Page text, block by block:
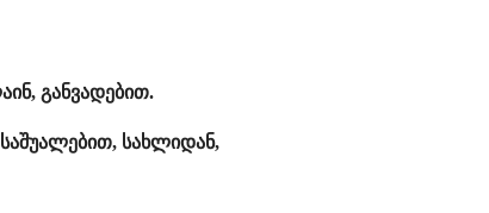
განვადებით.
სახლიდან,